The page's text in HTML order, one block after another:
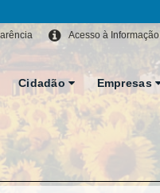
Acesso à Informação
Cidadão Empresas